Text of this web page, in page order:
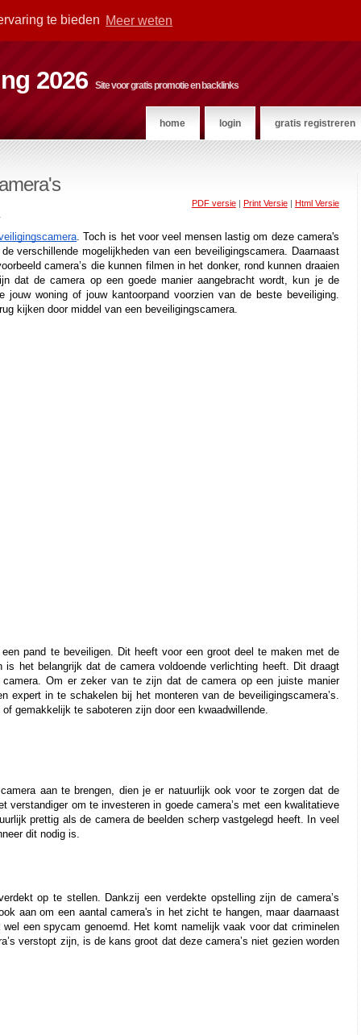
te bieden Meer weten
2026 Site voor gratis promotie en backlinks
home login gratis registreren
PDF versie| Print Versie| Html Versie
. Toch is het voor veel mensen lastig om deze camera's
verschillende mogelijkheden van een beveiligingscamera. Daarnaast
camera’s die kunnen filmen in het donker, rond kunnen draaien
dat de camera op een goede manier aangebracht wordt, kun je de
woning of jouw kantoorpand voorzien van de beste beveiliging.
kijken door middel van een beveiligingscamera.
pand te beveiligen. Dit heeft voor een groot deel te maken met de
het belangrijk dat de camera voldoende verlichting heeft. Dit draagt
Om er zeker van te zijn dat de camera op een juiste manier
in te schakelen bij het monteren van de beveiligingscamera’s.
gemakkelijk te saboteren zijn door een kwaadwillende.
aan te brengen, dien je er natuurlijk ook voor te zorgen dat de
om te investeren in goede camera’s met een kwalitatieve
prettig als de camera de beelden scherp vastgelegd heeft. In veel
dit nodig is.
op te stellen. Dankzij een verdekte opstelling zijn de camera’s
aan om een aantal camera's in het zicht te hangen, maar daarnaast
een spycam genoemd. Het komt namelijk vaak voor dat criminelen
verstopt zijn, is de kans groot dat deze camera’s niet gezien worden